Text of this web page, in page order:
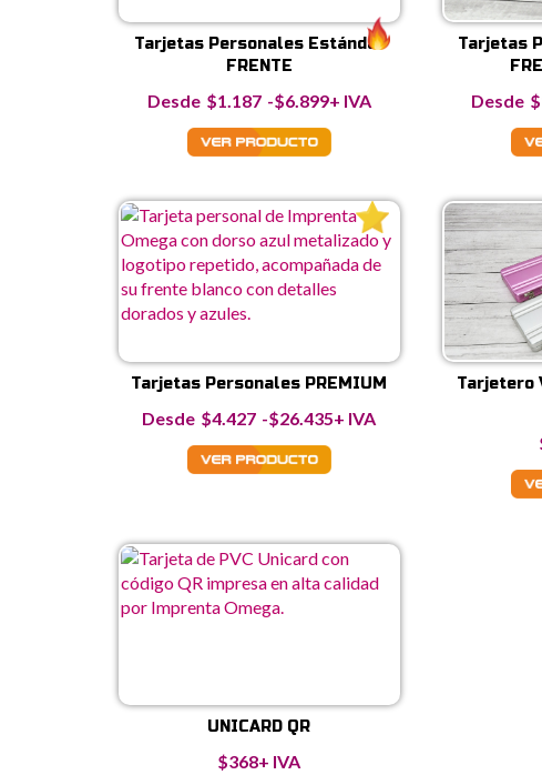
Tarjetas Personales Estándar
FRENTE
$1.187 -$6.899Rango
de
precios:
$1.187
hasta
$6.899
+ IVA
Tarjetas
$
Tarjetas Personales PREMIUM
$4.427 -$26.435Rango
hasta
$26.435
+ IVA
Tarjetero
UNICARD QR
$368+ IVA